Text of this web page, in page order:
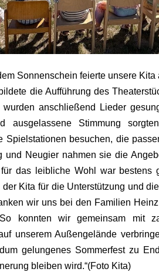
Sonnenschein feierte unsere
die Aufführung des
anschließend Lieder
ausgelassene Stimmung
Spielstationen besuchen, die
und Neugier nahmen sie die
das leibliche Wohl war bestens
der Kita für die Unterstützung und
wir uns bei den Familien
konnten wir gemeinsam mit
unserem Außengelände
gelungenes Sommerfest zu
bleiben wird.“(Foto Kita)